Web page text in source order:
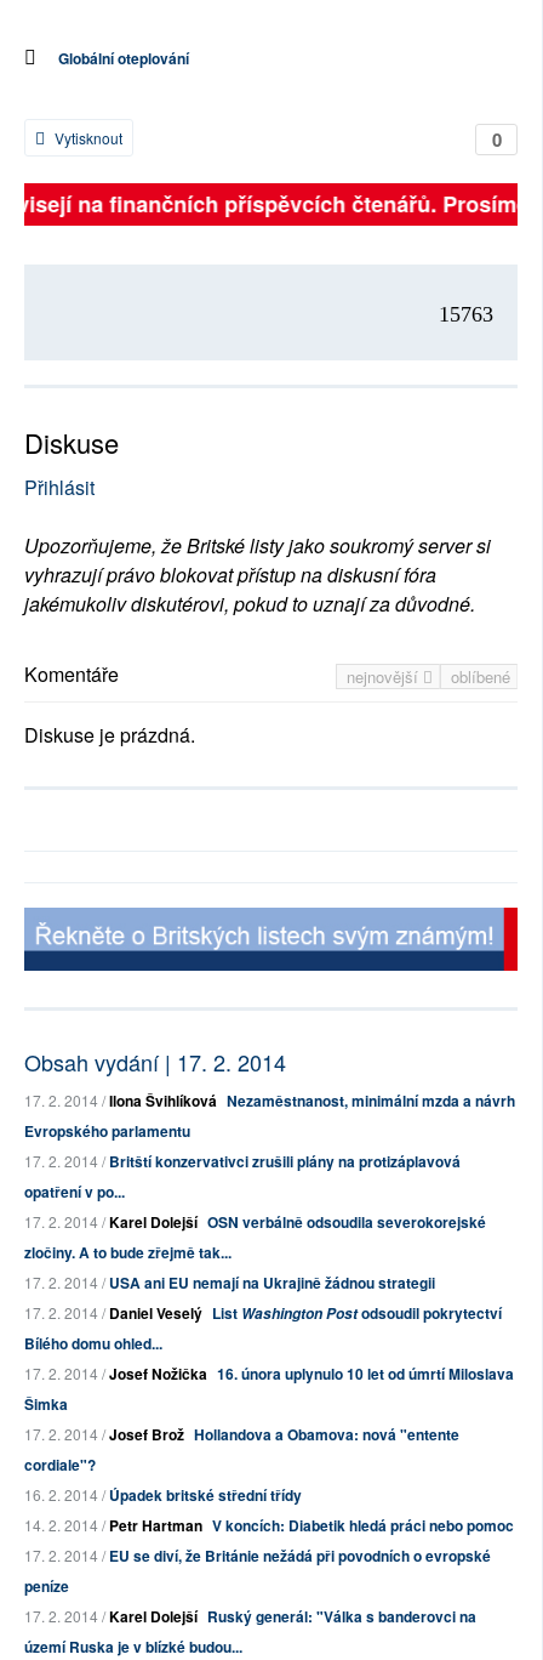
Globální oteplování
0
Vytisknout
na finančních příspěvcích čtenářů. Prosíme,
15763
Diskuse
Přihlásit
Upozorňujeme, že Britské listy jako soukromý server si
vyhrazují právo blokovat přístup na diskusní fóra
jakémukoliv diskutérovi, pokud to uznají za důvodné.
nejnovější oblíbené
Komentáře
Diskuse je prázdná.
Obsah vydání | 17. 2. 2014
17. 2. 2014 /Ilona Švihlíková Nezaměstnanost, minimální mzda a návrh
Evropského parlamentu
17. 2. 2014 /Britští konzervativci zrušili plány na protizáplavová
opatření v po...
17. 2. 2014 /Karel Dolejší OSN verbálně odsoudila severokorejské
zločiny. A to bude zřejmě tak...
17. 2. 2014 /USA ani EU nemají na Ukrajině žádnou strategii
17. 2. 2014 /Daniel Veselý List Washington Postodsoudil pokrytectví
Bílého domu ohled...
17. 2. 2014 /Josef Nožička 16. února uplynulo 10 let od úmrtí Miloslava
Šimka
17. 2. 2014 /Josef Brož Hollandova a Obamova: nová "entente
cordiale"?
16. 2. 2014 /Úpadek britské střední třídy
14. 2. 2014 /Petr Hartman V koncích: Diabetik hledá práci nebo pomoc
17. 2. 2014 /EU se diví, že Británie nežádá při povodních o evropské
peníze
17. 2. 2014 /Karel Dolejší Ruský generál: "Válka s banderovci na
území Ruska je v blízké budou...